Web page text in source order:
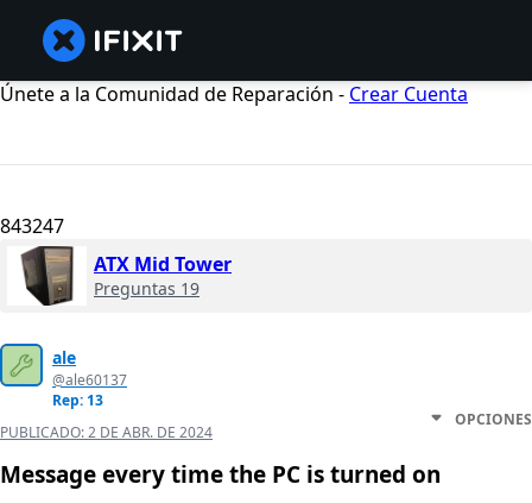
Únete a la Comunidad de Reparación - Crear Cuenta
843247
ATX Mid Tower
Preguntas 19
ale
@ale60137
Rep: 13
PUBLICADO:2 DE ABR. DE 2024
OPCIONES
Message every time the PC is turned on